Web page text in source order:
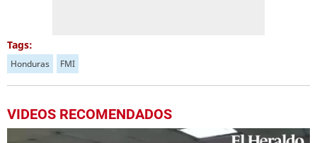
Tags:
Honduras FMI
VIDEOS RECOMENDADOS